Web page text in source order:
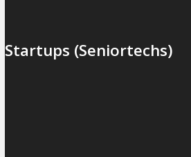
Startups (Seniortechs)